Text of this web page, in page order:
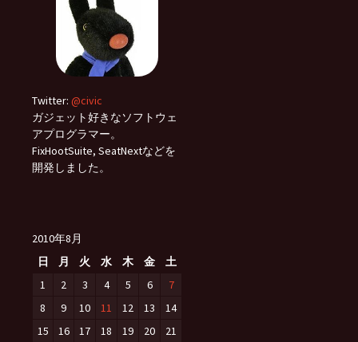
Twitter: @civic
ガジェット好きなソフトウェ
アプログラマー。
FixHootSuite, SeatNextなどを
開発しました。
2010年8月
日
月 火 水 木 金
土
1
2 3 4 5 6
7
8
9 10 11 12 13
14
15
16 17 18 19 20
21